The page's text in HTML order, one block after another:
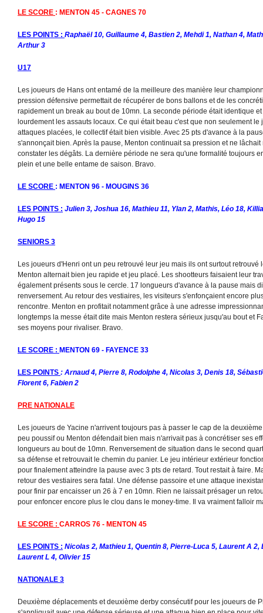
LE SCORE : MENTON 45 - CAGNES 70
LES POINTS : Raphaël 10, Guillaume 4, Bastien 2, Mehdi 1, Nathan 4,
Arthur 3
U17
Les joueurs de Hans ont entamé de la meilleure des manière leur
pression défensive permettait de récupérer de bons ballons et de les
rapidement un break au bout de 10mn. La seconde période était identique
lourdement les assauts locaux. Ce qui était beau c'est que non seulement le
attaques placées, le collectif était bien visible. Avec 25 pts d'avance à la
s'annonçait bien. Après la pause, Menton continuait sa pression et ne
constater les dégâts. La dernière période ne sera qu'une formalité toujours
plein et une belle entame de saison. Bravo.
LE SCORE : MENTON 96 - MOUGINS 36
LES POINTS : Julien 3, Joshua 16, Mathieu 11, Ylan 2, Mathis, Léo 18,
Hugo 15
SENIORS 3
Les joueurs d'Henri ont un peu retrouvé leur jeu mais ils ont surtout retrouvé
Menton alternait bien jeu rapide et jeu placé. Les shootteurs faisaient leur
également présents sous le cercle. 17 longueurs d'avance à la pause mais
renversement. Au retour des vestiaires, les visiteurs s'enfonçaient encore
rencontre. Menton en profitait notamment grâce à une adresse
longtemps la messe était dite mais Menton restera sérieux jusqu'au bout et
ses moyens pour rivaliser. Bravo.
LE SCORE : MENTON 69 - FAYENCE 33
LES POINTS : Arnaud 4, Pierre 8, Rodolphe 4, Nicolas 3, Denis 18,
Florent 6, Fabien 2
PRE NATIONALE
Les joueurs de Yacine n'arrivent toujours pas à passer le cap de la
peu poussif ou Menton défendait bien mais n'arrivait pas à concrétiser ses
longueurs au bout de 10mn. Renversement de situation dans le second
sa défense et retrouvait le chemin du panier. Le jeu intérieur extérieur
pour finalement atteindre la pause avec 3 pts de retard. Tout restait à faire.
retour des vestiaires sera fatal. Une défense passoire et une attaque
pour finir par encaisser un 26 à 7 en 10mn. Rien ne laissait présager un
pour enfoncer encore plus le clou dans le money-time. Il va vraiment falloir
LE SCORE : CARROS 76 - MENTON 45
LES POINTS : Nicolas 2, Mathieu 1, Quentin 8, Pierre-Luca 5, Laurent A
Laurent L 4, Olivier 15
NATIONALE 3
Deuxième déplacements et deuxième derby consécutif pour les joueurs de